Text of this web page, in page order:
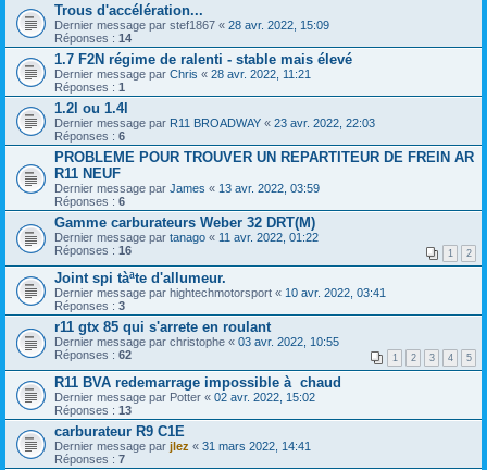
Trous d'accélération...
Dernier message par stef1867 « 28 avr. 2022, 15:09
Réponses : 14
1.7 F2N régime de ralenti - stable mais élevé
Dernier message par Chris « 28 avr. 2022, 11:21
Réponses : 1
1.2l ou 1.4l
Dernier message par R11 BROADWAY « 23 avr. 2022, 22:03
Réponses : 6
PROBLEME POUR TROUVER UN REPARTITEUR DE FREIN AR
R11 NEUF
Dernier message par James « 13 avr. 2022, 03:59
Réponses : 6
Gamme carburateurs Weber 32 DRT(M)
Dernier message par tanago « 11 avr. 2022, 01:22
Réponses : 16 1 2
Joint spi tàªte d'allumeur.
Dernier message par hightechmotorsport « 10 avr. 2022, 03:41
Réponses : 3
r11 gtx 85 qui s'arrete en roulant
Dernier message par christophe « 03 avr. 2022, 10:55
Réponses : 62 1 2 3 4 5
R11 BVA redemarrage impossible à chaud
Dernier message par Potter « 02 avr. 2022, 15:02
Réponses : 13
carburateur R9 C1E
Dernier message par jlez « 31 mars 2022, 14:41
Réponses : 7